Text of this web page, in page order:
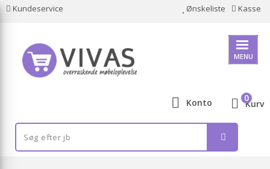
Kundeservice Ønskeliste Kasse
MENU
Konto Kurv
0